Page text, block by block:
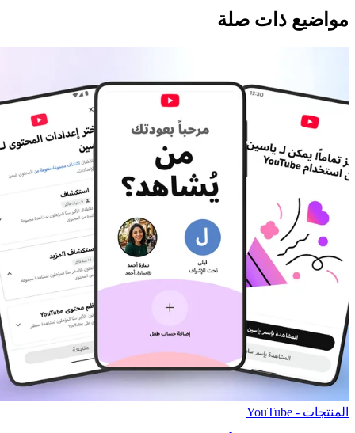
مواضيع ذات صلة
المنتجات - YouTube